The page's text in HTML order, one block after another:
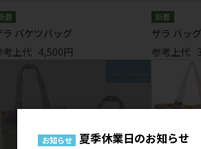
ラ バケツバッグ
考上代 4,500円
ザラ バッ
参考上代
お知らせ 夏季休業日のお知らせ